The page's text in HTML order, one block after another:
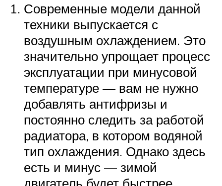
Современные модели данной
техники выпускается с
воздушным охлаждением. Это
значительно упрощает процесс
эксплуатации при минусовой
температуре — вам не нужно
добавлять антифризы и
постоянно следить за работой
радиатора, в котором водяной
тип охлаждения. Однако здесь
есть и минус — зимой